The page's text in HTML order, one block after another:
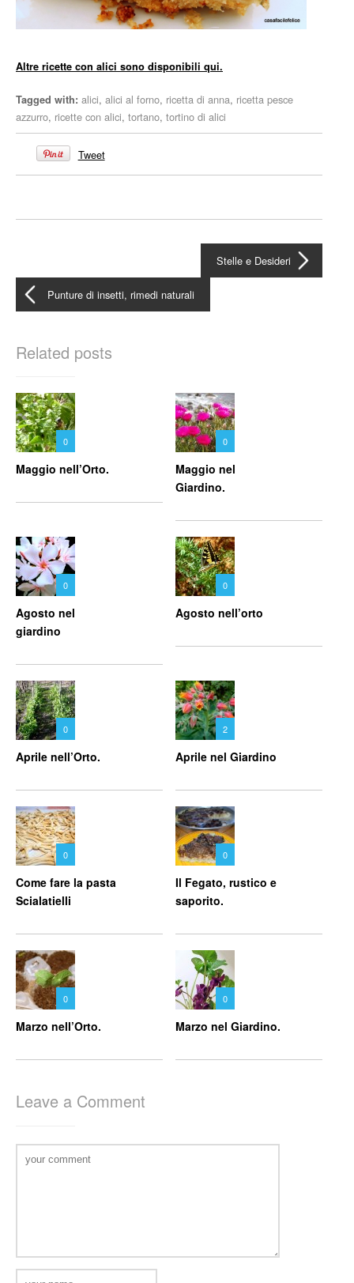
Altre ricette con alici sono disponibili qui.
Tagged with: alici, alici al forno, ricetta di anna, ricetta pesce
azzurro, ricette con alici, tortano, tortino di alici
Tweet
Stelle e Desideri
Punture di insetti, rimedi naturali
Related posts
0
Maggio nell’Orto.
0
Maggio nel
Giardino.
0
Agosto nel
giardino
0
Agosto nell’orto
0
Aprile nell’Orto.
2
Aprile nel Giardino
0
Come fare la pasta
Scialatielli
0
Il Fegato, rustico e
saporito.
0
Marzo nell’Orto.
0
Marzo nel Giardino.
Leave a Comment